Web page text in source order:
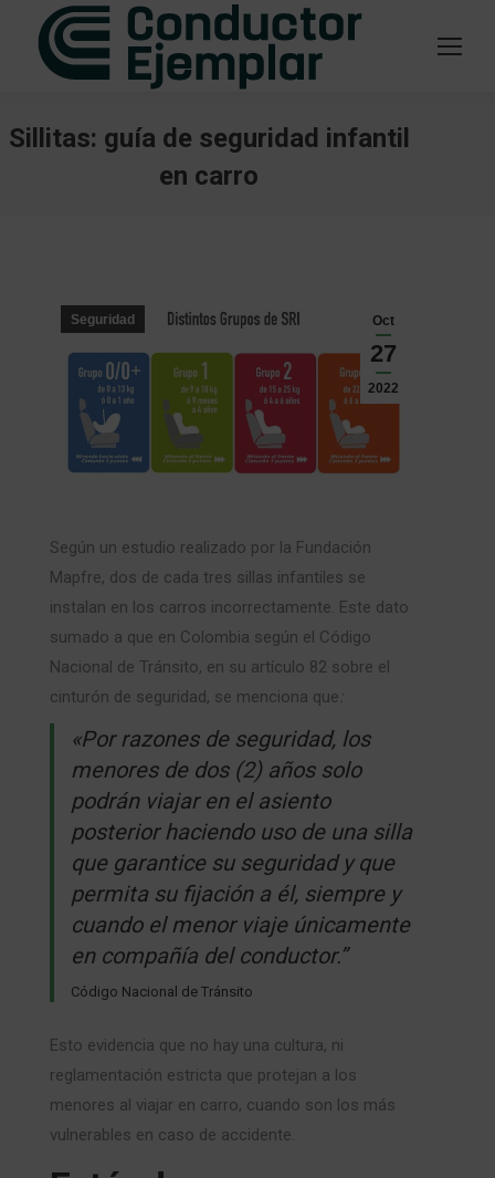
Sillitas: guía de seguridad infantil
en carro
Oct
27
2022
Seguridad
Según un estudio realizado por la Fundación
Mapfre, dos de cada tres sillas infantiles se
instalan en los carros incorrectamente. Este dato
sumado a que en Colombia según el Código
Nacional de Tránsito, en su artículo 82 sobre el
cinturón de seguridad, se menciona que:
«Por razones de seguridad, los
menores de dos (2) años solo
podrán viajar en el asiento
posterior haciendo uso de una silla
que garantice su seguridad y que
permita su fijación a él, siempre y
cuando el menor viaje únicamente
en compañía del conductor.”
Código Nacional de Tránsito
Esto evidencia que no hay una cultura, ni
reglamentación estricta que protejan a los
menores al viajar en carro, cuando son los más
vulnerables en caso de accidente.